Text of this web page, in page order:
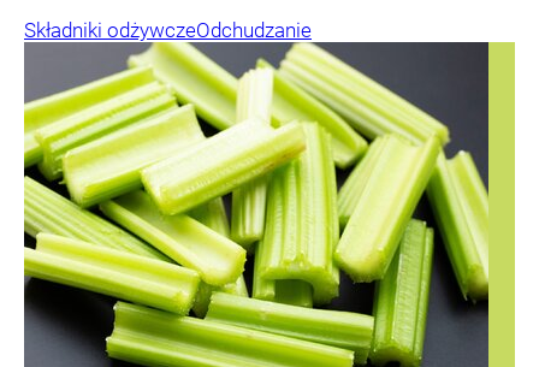
Składniki odżywczeOdchudzanie